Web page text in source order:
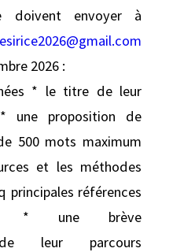
doivent envoyer à
2026 :
* le titre de leur
une proposition de
500 mots maximum
et les méthodes
principales références
* une brève
leur parcours